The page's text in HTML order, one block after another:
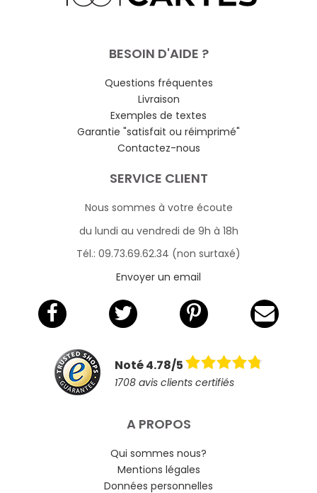
BESOIN D'AIDE ?
Questions fréquentes
Livraison
Exemples de textes
Garantie "satisfait ou réimprimé"
Contactez-nous
SERVICE CLIENT
Nous sommes à votre écoute
du lundi au vendredi de 9h à 18h
Tél.: 09.73.69.62.34 (non surtaxé)
Envoyer un email
Noté 4.78/5
1708 avis clients certifiés
A PROPOS
Qui sommes nous?
Mentions légales
Données personnelles